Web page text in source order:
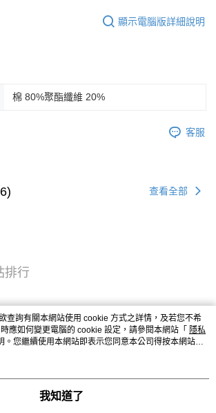
顯示電腦版詳細說明
棉 80%聚酯纖維 20%
客服
查看全部
排行
查詢有關本網站使用 cookie 方式之詳情，及若您不希
應如何變更電腦的 cookie 設定，請參閱本網站「 隱私
。您繼續使用本網站即表示您同意本公司得按本網站使
cookie。
我知道了